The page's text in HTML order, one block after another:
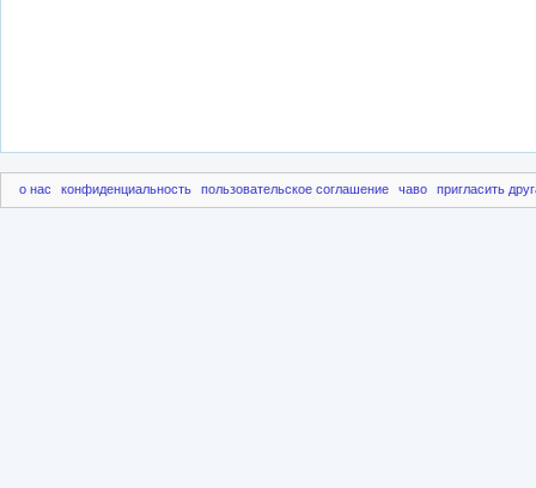
о нас конфиденциальность пользовательское соглашение чаво пригласить